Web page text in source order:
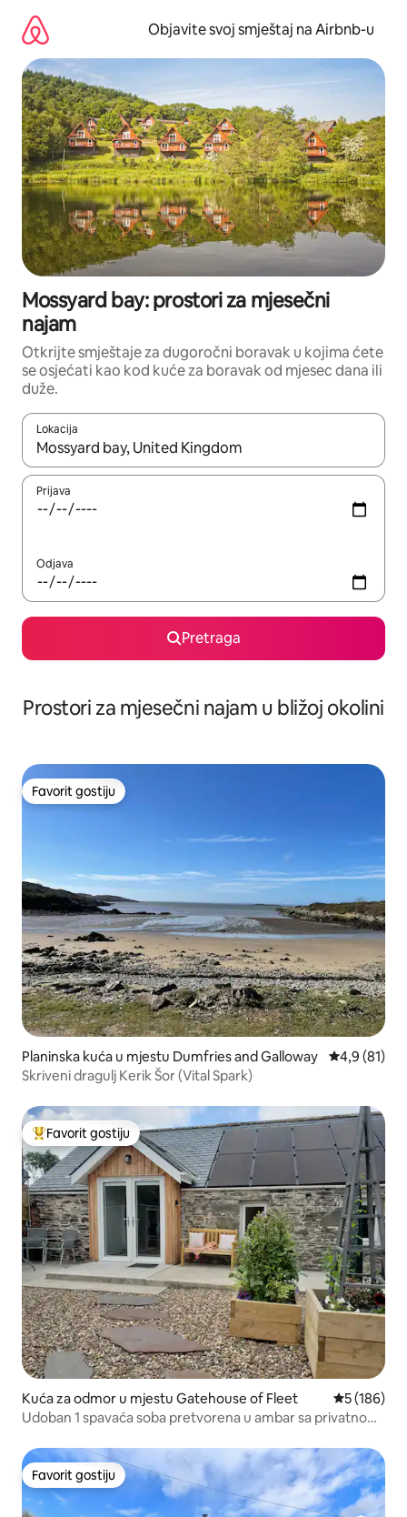
sadržaj
Objavite svoj smještaj na Airbnb-u
Mossyard bay: prostori za mjesečni
najam
Otkrijte smještaje za dugoročni boravak u kojima ćete
se osjećati kao kod kuće za boravak od mjesec dana ili
duže.
Lokacija
Kad su rezultati dostupni, možete da se krećete kroz njih
Prijava
Odjava
Pretraga
Prostori za mjesečni najam u bližoj okolini
Favorit gostiju
Favorit gostiju
Planinska kuća u mjestu Dumfries and Galloway prosječna
4,9 (81)
Skriveni dragulj Kerik Šor (Vital Spark)
Glavni favorit gostiju
Favorit gostiju
Kuća za odmor u mjestu Gatehouse of Fleet prosječna
5 (186)
Udoban 1 spavaća soba pretvorena u ambar sa privatnom
Favorit gostiju
Favorit gostiju